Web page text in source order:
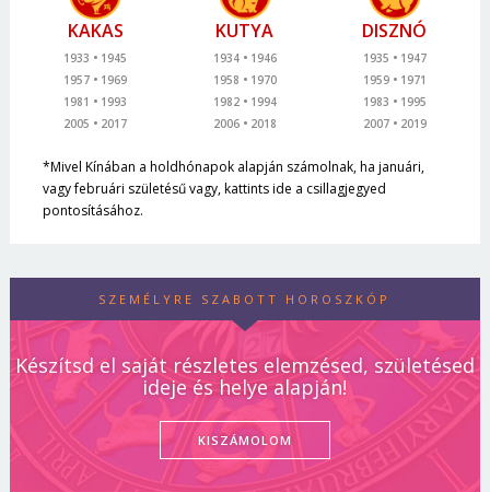
KAKAS
1933
1945
1957
1969
1981
1993
2005
2017
KUTYA
1934
1946
1958
1970
1982
1994
2006
2018
DISZNÓ
1935
1947
1959
1971
1983
1995
2007
2019
*Mivel Kínában a holdhónapok alapján számolnak, ha januári,
vagy februári születésű vagy, kattints ide a csillagjegyed
pontosításához.
SZEMÉLYRE SZABOTT HOROSZKÓP
Készítsd el saját részletes elemzésed, születésed
ideje és helye alapján!
KISZÁMOLOM